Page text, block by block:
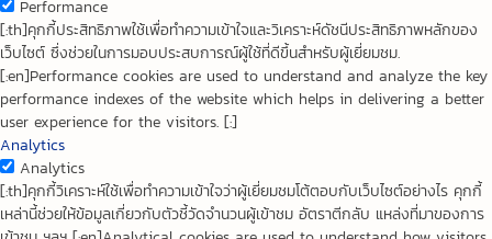
Performance
[:th]คุกกี้ประสิทธิภาพใช้เพื่อทำความเข้าใจและวิเคราะห์ดัชนีประสิทธิภาพหลักของ
เว็บไซต์ ซึ่งช่วยในการมอบประสบการณ์ผู้ใช้ที่ดีขึ้นสำหรับผู้เยี่ยมชม.
[:en]Performance cookies are used to understand and analyze the key
performance indexes of the website which helps in delivering a better
user experience for the visitors. [:]
Analytics
Analytics
[:th]คุกกี้วิเคราะห์ใช้เพื่อทำความเข้าใจว่าผู้เยี่ยมชมโต้ตอบกับเว็บไซต์อย่างไร คุกกี้
เหล่านี้ช่วยให้ข้อมูลเกี่ยวกับตัวชี้วัดจำนวนผู้เข้าชม อัตราตีกลับ แหล่งที่มาของการ